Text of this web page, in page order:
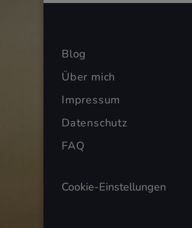
Blog
Über mich
Impressum
Datenschutz
FAQ
Cookie-Einstellungen